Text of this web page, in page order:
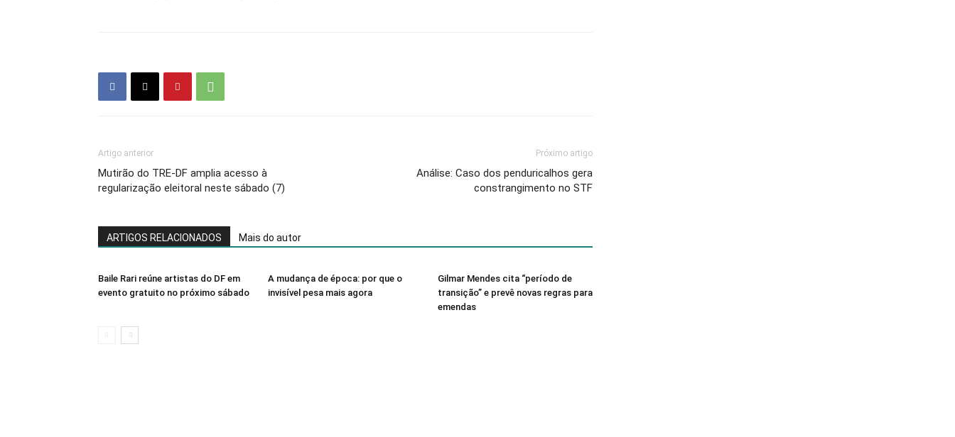
Artigo anterior
Mutirão do TRE-DF amplia acesso à
regularização eleitoral neste sábado (7)
Próximo artigo
Análise: Caso dos penduricalhos gera
constrangimento no STF
ARTIGOS RELACIONADOS Mais do autor
Baile Rari reúne artistas do DF em
evento gratuito no próximo sábado
A mudança de época: por que o
invisível pesa mais agora
Gilmar Mendes cita “período de
transição” e prevê novas regras para
emendas